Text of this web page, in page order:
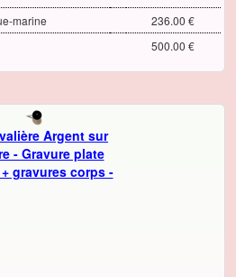
marine
236.00 €
500.00 €